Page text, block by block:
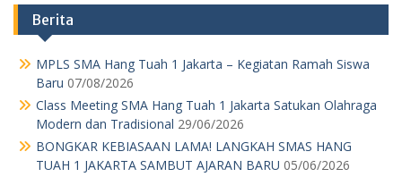
Berita
MPLS SMA Hang Tuah 1 Jakarta – Kegiatan Ramah Siswa
Baru 07/08/2026
Class Meeting SMA Hang Tuah 1 Jakarta Satukan Olahraga
Modern dan Tradisional 29/06/2026
BONGKAR KEBIASAAN LAMA! LANGKAH SMAS HANG
TUAH 1 JAKARTA SAMBUT AJARAN BARU 05/06/2026